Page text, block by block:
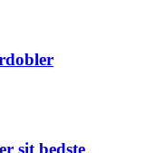
sit bedste